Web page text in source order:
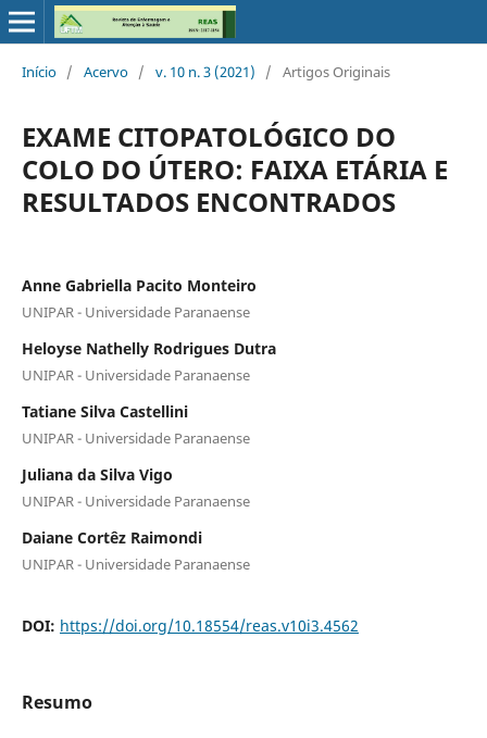
Início / Acervo / v. 10 n. 3 (2021) / Artigos Originais
EXAME CITOPATOLÓGICO DO
COLO DO ÚTERO: FAIXA ETÁRIA E
RESULTADOS ENCONTRADOS
Anne Gabriella Pacito Monteiro
UNIPAR - Universidade Paranaense
Heloyse Nathelly Rodrigues Dutra
UNIPAR - Universidade Paranaense
Tatiane Silva Castellini
UNIPAR - Universidade Paranaense
Juliana da Silva Vigo
UNIPAR - Universidade Paranaense
Daiane Cortêz Raimondi
UNIPAR - Universidade Paranaense
DOI: https://doi.org/10.18554/reas.v10i3.4562
Resumo